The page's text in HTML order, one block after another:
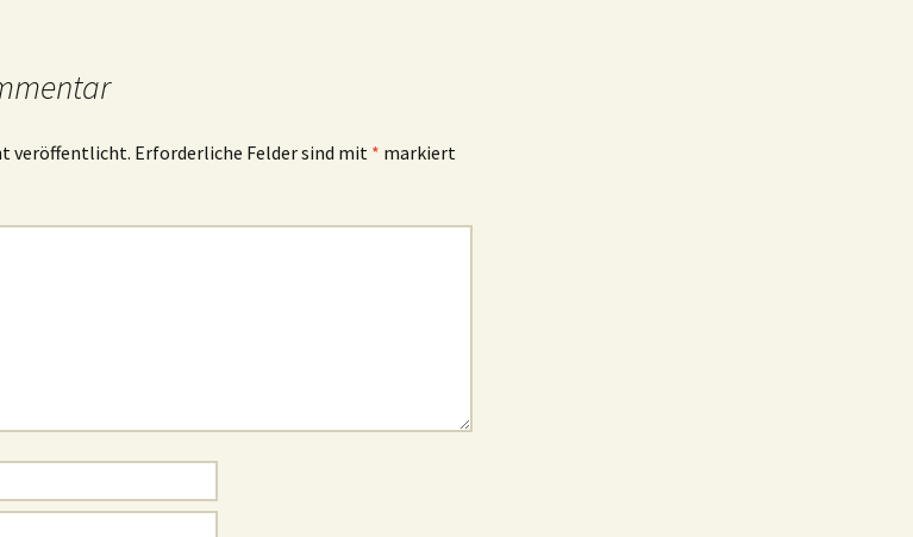
veröffentlicht. Erforderliche Felder sind mit * markiert